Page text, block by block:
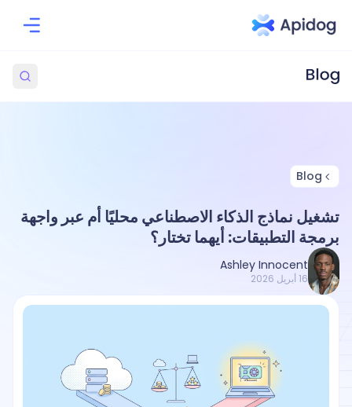
Blog
تشغيل نماذج الذكاء الاصطناعي محليًا أم عبر واجهة
برمجة التطبيقات: أيهما تختار؟
Ashley Innocent
16 أبريل 2026